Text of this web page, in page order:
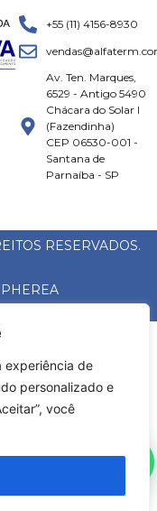
experiência de
personalizado e
você
+55 (11) 4156-8930
Av. Ten. Marques,
6529 - Antigo 5490
Chácara do Solar I
(Fazendinha)
CEP 06530-001 -
Santana de
Parnaíba - SP
RESERVADOS.